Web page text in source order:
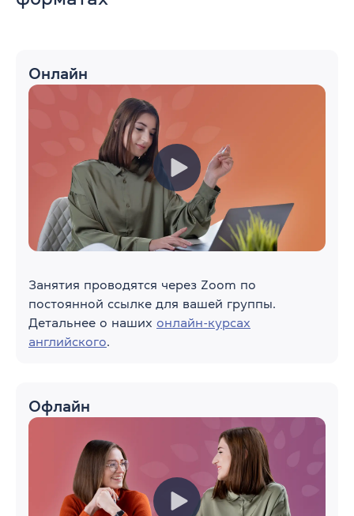
Онлайн
Занятия проводятся через Zoom по
постоянной ссылке для вашей группы.
Детальнее о наших онлайн-курсах
английского.
Офлайн